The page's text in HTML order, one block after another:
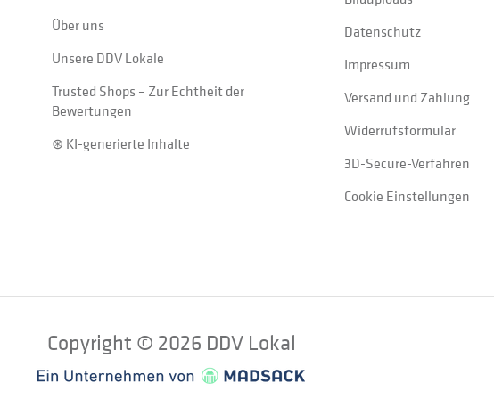
Über uns
Unsere DDV Lokale
Trusted Shops – Zur Echtheit der
Bewertungen
⊛ KI-generierte Inhalte
Datenschutz
Impressum
Versand und Zahlung
Widerrufsformular
3D-Secure-Verfahren
Cookie Einstellungen
Copyright © 2026 DDV Lokal